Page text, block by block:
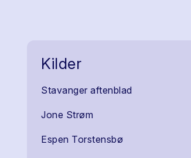
Kilder
Stavanger aftenblad
Jone Strøm
Espen Torstensbø